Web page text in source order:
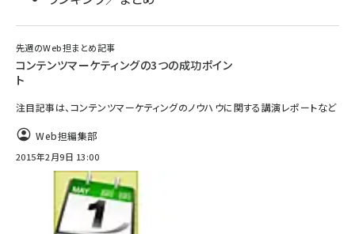
先週のWeb担まとめ記事
コンテンツマーケティングの3つの成功ポイン
ト
注目記事は、コンテンツマーケティングのノウハウに関する講演レポートなど
Web担編集部
2015年2月9日 13:00